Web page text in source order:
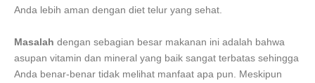
Anda lebih aman dengan diet telur yang sehat.
Masalah dengan sebagian besar makanan ini adalah bahwa
asupan vitamin dan mineral yang baik sangat terbatas sehingga
Anda benar-benar tidak melihat manfaat apa pun. Meskipun